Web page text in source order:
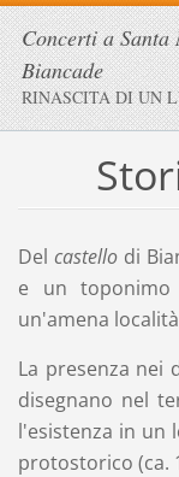
Concerti a
Biancade
RINASCITA DI UN
Del castellodi
e un
un'amena
La presenza nei
disegnano nel
l'esistenza in un
protostorico (ca.